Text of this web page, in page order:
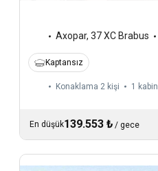
Axopar, 37 XC Brabus
Kaptansız
Konaklama 2 kişi 1 kabin
En düşük139.553 ₺ / gece